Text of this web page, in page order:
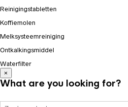
Reinigingstabletten
Koffiemolen
Melksysteemreiniging
Ontkalkingsmiddel
Waterfilter
×
What are you looking for?